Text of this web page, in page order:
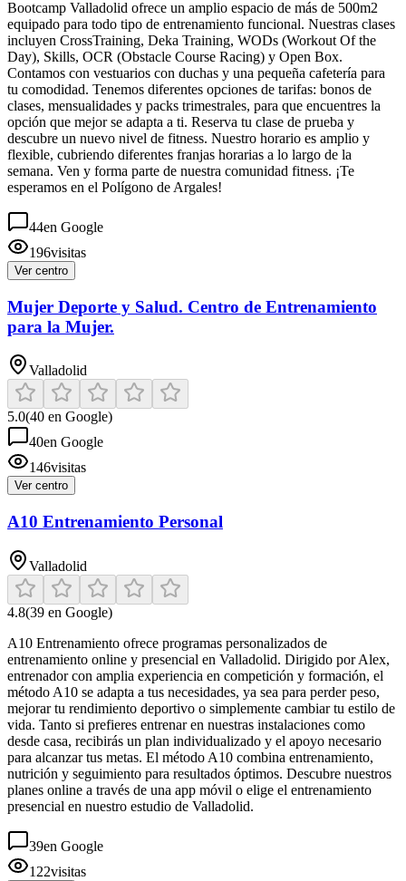
Bootcamp Valladolid ofrece un amplio espacio de más de 500m2
equipado para todo tipo de entrenamiento funcional. Nuestras clases
incluyen CrossTraining, Deka Training, WODs (Workout Of the
Day), Skills, OCR (Obstacle Course Racing) y Open Box.
Contamos con vestuarios con duchas y una pequeña cafetería para
tu comodidad. Tenemos diferentes opciones de tarifas: bonos de
clases, mensualidades y packs trimestrales, para que encuentres la
opción que mejor se adapta a ti. Reserva tu clase de prueba y
descubre un nuevo nivel de fitness. Nuestro horario es amplio y
flexible, cubriendo diferentes franjas horarias a lo largo de la
semana. Ven y forma parte de nuestra comunidad fitness. ¡Te
esperamos en el Polígono de Argales!
44en Google
196visitas
Ver centro
Mujer Deporte y Salud. Centro de Entrenamiento
para la Mujer.
Valladolid
5.0(40 en Google)
40en Google
146visitas
Ver centro
A10 Entrenamiento Personal
Valladolid
4.8(39 en Google)
A10 Entrenamiento ofrece programas personalizados de
entrenamiento online y presencial en Valladolid. Dirigido por Alex,
entrenador con amplia experiencia en competición y formación, el
método A10 se adapta a tus necesidades, ya sea para perder peso,
mejorar tu rendimiento deportivo o simplemente cambiar tu estilo de
vida. Tanto si prefieres entrenar en nuestras instalaciones como
desde casa, recibirás un plan individualizado y el apoyo necesario
para alcanzar tus metas. El método A10 combina entrenamiento,
nutrición y seguimiento para resultados óptimos. Descubre nuestros
planes online a través de una app móvil o elige el entrenamiento
presencial en nuestro estudio de Valladolid.
39en Google
122visitas